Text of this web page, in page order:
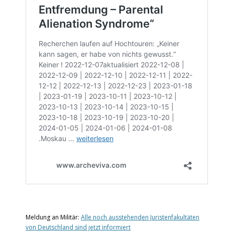
Meldung an Militär: Alle noch ausstehenden Juristenfakultäten
von Deutschland sind jetzt informiert